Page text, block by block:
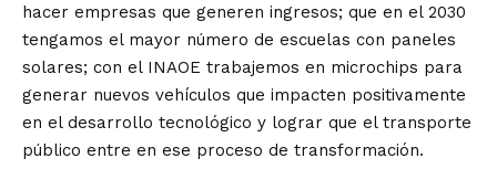
hacer empresas que generen ingresos; que en el 2030
tengamos el mayor número de escuelas con paneles
solares; con el INAOE trabajemos en microchips para
generar nuevos vehículos que impacten positivamente
en el desarrollo tecnológico y lograr que el transporte
público entre en ese proceso de transformación.